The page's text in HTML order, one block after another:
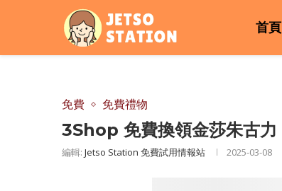
首頁
免費 免費禮物
3Shop 免費換領金莎朱古力
編輯: Jetso Station 免費試用情報站 2025-03-08